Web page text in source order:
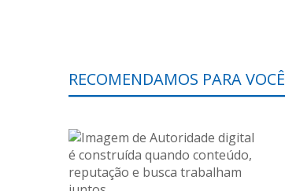
RECOMENDAMOS PARA VOCÊ